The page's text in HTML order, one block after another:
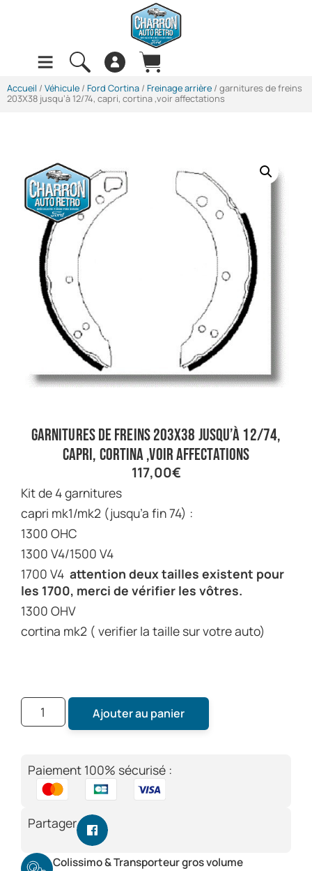
Accueil / Véhicule / Ford Cortina / Freinage arrière / garnitures de freins
203X38 jusqu’à 12/74, capri, cortina ,voir affectations
garnitures de freins 203X38 jusqu’à 12/74,
capri, cortina ,voir affectations
117,00€
kit de 4 garnitures
capri mk1/mk2 (jusqu’a fin 74) :
1300 OHC
1300 V4/1500 V4
1700 V4 attention deux tailles existent pour
les 1700, merci de vérifier les vôtres.
1300 OHV
cortina mk2 ( verifier la taille sur votre auto)
Ajouter au panier
Paiement 100% sécurisé :
Partager
Colissimo & Transporteur gros volume